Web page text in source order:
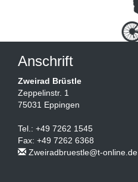
Anschrift
Zweirad Brüstle
Zeppelinstr. 1
75031 Eppingen
Tel.: +49 7262 1545
Fax: +49 7262 6368
Zweiradbruestle@t-online.de